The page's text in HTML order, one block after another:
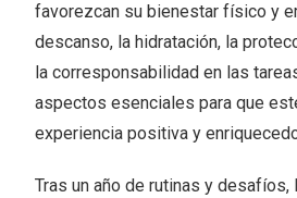
favorezcan su bienestar físico y
descanso, la hidratación, la
la corresponsabilidad en las
aspectos esenciales para que
experiencia positiva y
Tras un año de rutinas y desafíos,